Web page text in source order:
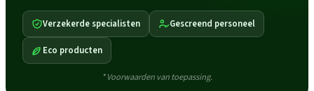
Verzekerde specialisten Gescreend personeel
Eco producten
* Voorwaarden van toepassing.